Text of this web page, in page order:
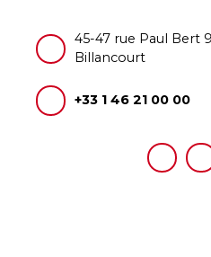
45-47 rue Paul Bert
Billancourt
+33 1 46 21 00 00